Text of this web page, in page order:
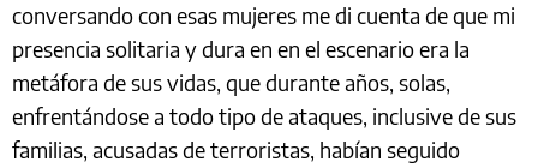
conversando con esas mujeres me di cuenta de que mi
presencia solitaria y dura en en el escenario era la
metáfora de sus vidas, que durante años, solas,
enfrentándose a todo tipo de ataques, inclusive de sus
familias, acusadas de terroristas, habían seguido